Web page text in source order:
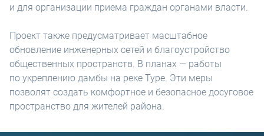
и для организации приема граждан органами власти.
Проект также предусматривает масштабное
обновление инженерных сетей и благоустройство
общественных пространств. В планах — работы
по укреплению дамбы на реке Туре. Эти меры
позволят создать комфортное и безопасное досуговое
пространство для жителей района.